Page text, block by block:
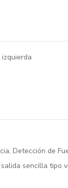
,Detección de
sencilla tipo